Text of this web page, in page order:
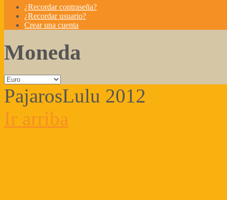
¿Recordar contraseña?
¿Recordar usuario?
Crear una cuenta
Moneda
PajarosLulu 2012
Ir arriba